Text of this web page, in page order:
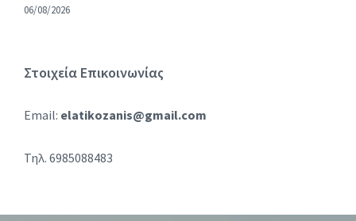
06/08/2026
Στοιχεία Επικοινωνίας
Email: elatikozanis@gmail.com
Τηλ. 6985088483